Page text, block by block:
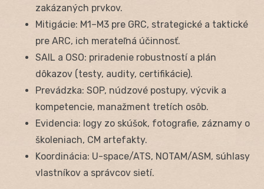
zakázaných prvkov.
Mitigácie: M1–M3 pre GRC, strategické a taktické
pre ARC, ich merateľná účinnosť.
SAIL a OSO: priradenie robustností a plán
dôkazov (testy, audity, certifikácie).
Prevádzka: SOP, núdzové postupy, výcvik a
kompetencie, manažment tretích osôb.
Evidencia: logy zo skúšok, fotografie, záznamy o
školeniach, CM artefakty.
Koordinácia: U-space/ATS, NOTAM/ASM, súhlasy
vlastníkov a správcov sietí.